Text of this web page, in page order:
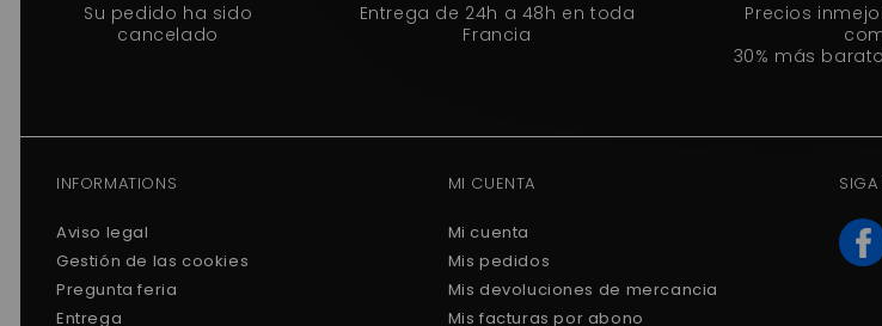
Su pedido ha sido
cancelado
Entrega de 24h a 48h en toda
Francia
Precios
30% más
INFORMATIONS
Aviso legal
Gestión de las cookies
Pregunta feria
Entrega
MI CUENTA
Mi cuenta
Mis pedidos
Mis devoluciones de mercancia
Mis facturas por abono